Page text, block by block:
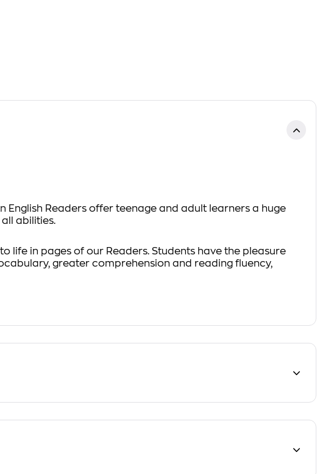
English Readers offer teenage and adult learners a huge
abilities.
life in pages of our Readers. Students have the pleasure
greater comprehension and reading fluency,